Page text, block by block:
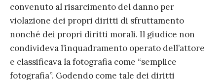
convenuto al risarcimento del danno per
violazione dei propri diritti di sfruttamento
nonché dei propri diritti morali. Il giudice non
condivideva l’inquadramento operato dell’attore
e classificava la fotografia come “semplice
fotografia”. Godendo come tale dei diritti